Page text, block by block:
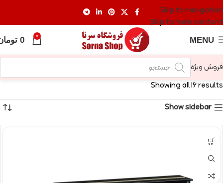
Skip to navigation
Skip to main content
MENU
0
0
فروش ویژه
Showing all 16 results
Show sidebar